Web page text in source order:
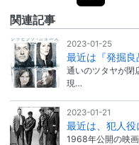
関連記事
2023-01-25
最近は『発掘良
通いのツタヤが閉
現…
2023-01-21
最近は、犯人役
1968年公開の映